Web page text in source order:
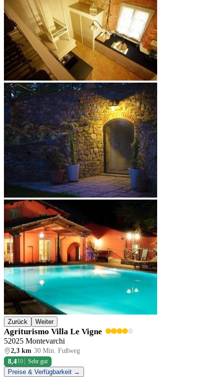
Zurück Weiter
Agriturismo Villa Le Vigne
52025 Montevarchi
2,3 km ·30 Min. Fußweg
8,4/10 Sehr gut
Preise & Verfügbarkeit →